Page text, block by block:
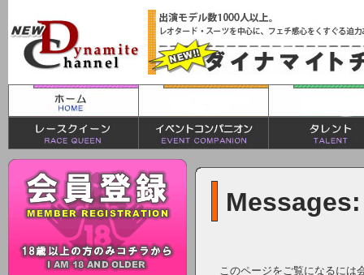
Messages:
このページをご覧になるには